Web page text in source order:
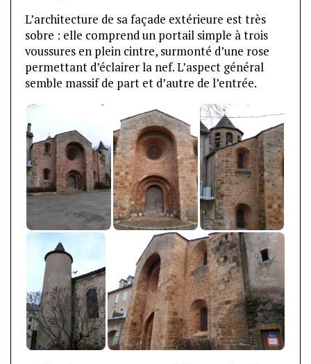
L’architecture de sa façade extérieure est très
sobre : elle comprend un portail simple à trois
voussures en plein cintre, surmonté d’une rose
permettant d’éclairer la nef. L’aspect général
semble massif de part et d’autre de l’entrée.